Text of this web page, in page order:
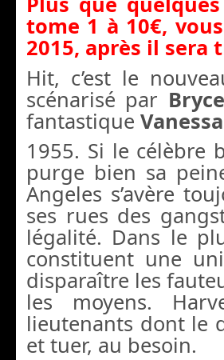
tome 1 à 10€,
2015, après il sera
Hit, c’est le
scénarisé par
fantastique
1955. Si le célèbre
purge bien sa
Angeles s’avère
ses rues des
légalité. Dans le
constituent une
disparaître les
les moyens.
lieutenants dont le
et tuer, au besoin.